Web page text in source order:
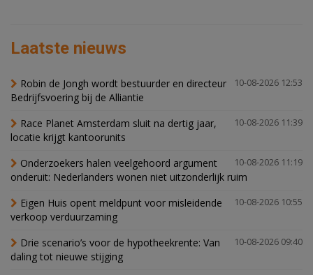
Laatste nieuws
10-08-2026 12:53
Robin de Jongh wordt bestuurder en directeur
Bedrijfsvoering bij de Alliantie
10-08-2026 11:39
Race Planet Amsterdam sluit na dertig jaar,
locatie krijgt kantoorunits
10-08-2026 11:19
Onderzoekers halen veelgehoord argument
onderuit: Nederlanders wonen niet uitzonderlijk ruim
10-08-2026 10:55
Eigen Huis opent meldpunt voor misleidende
verkoop verduurzaming
10-08-2026 09:40
Drie scenario’s voor de hypotheekrente: Van
daling tot nieuwe stijging